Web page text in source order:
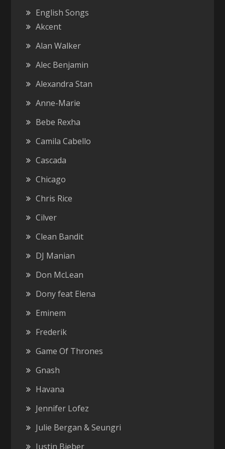
English Songs
Akcent
Alan Walker
Alec Benjamin
Alexandra Stan
Anne-Marie
Bebe Rexha
Camila Cabello
Cascada
Chicago
Chris Rice
Cilver
Clean Bandit
DJ Manian
Don McLean
Dony feat Elena
Eminem
Frederik
Game Of Thrones
Gnash
Havana
Jennifer Lofez
Julie Bergan & Seungri
Justin Bieber